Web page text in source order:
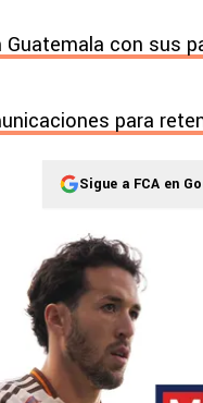
con sus
para
Sigue a FCA en